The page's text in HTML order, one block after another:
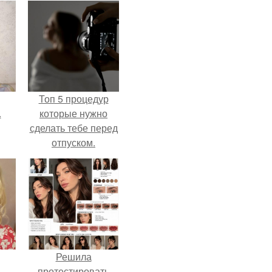
Топ 5 процедур
которые нужно
сделать тебе перед
отпуском.
Решила